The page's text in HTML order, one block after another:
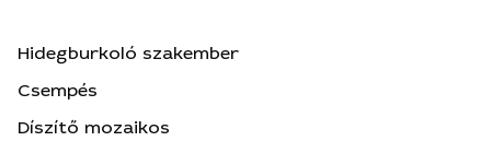
Hidegburkoló szakember
Csempés
Díszítő mozaikos